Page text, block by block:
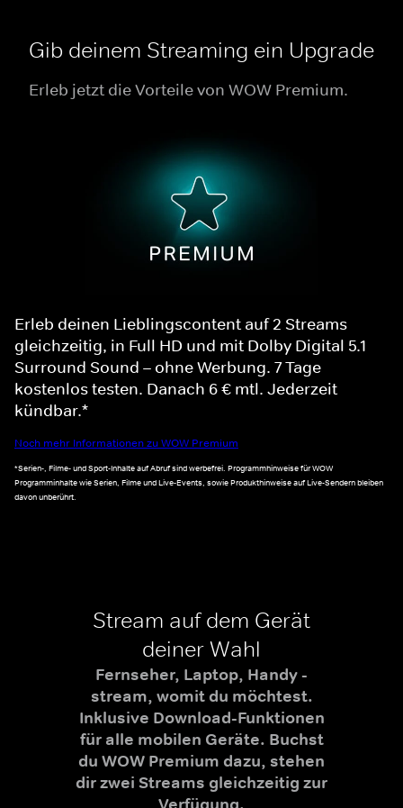
Gib deinem Streaming ein Upgrade
Erleb jetzt die Vorteile von WOW Premium.
Erleb deinen Lieblingscontent auf 2 Streams
gleichzeitig, in Full HD und mit Dolby Digital 5.1
Surround Sound – ohne Werbung. 7 Tage
kostenlos testen. Danach 6 € mtl. Jederzeit
kündbar.*
Noch mehr Informationen zu WOW Premium
*Serien-, Filme- und Sport-Inhalte auf Abruf sind werbefrei. Programmhinweise für WOW
Programminhalte wie Serien, Filme und Live-Events, sowie Produkthinweise auf Live-Sendern bleiben
davon unberührt.
Stream auf dem Gerät
deiner Wahl
Fernseher, Laptop, Handy -
stream, womit du möchtest.
Inklusive Download-Funktionen
für alle mobilen Geräte. Buchst
du WOW Premium dazu, stehen
dir zwei Streams gleichzeitig zur